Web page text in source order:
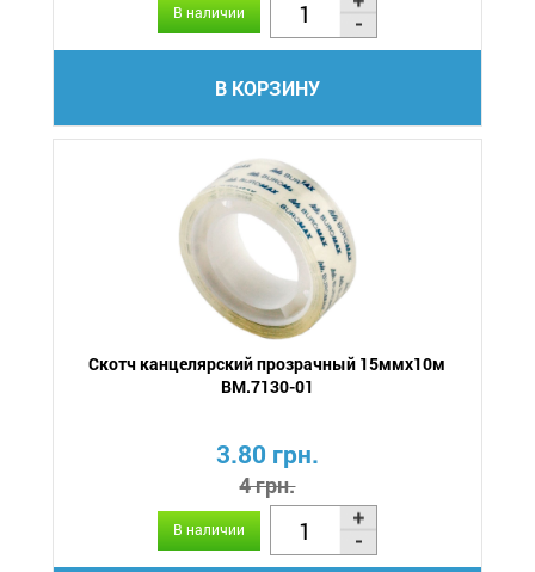
В наличии
В КОРЗИНУ
Скотч канцелярский прозрачный 15ммх10м
BM.7130-01
3.80 грн.
4 грн.
В наличии